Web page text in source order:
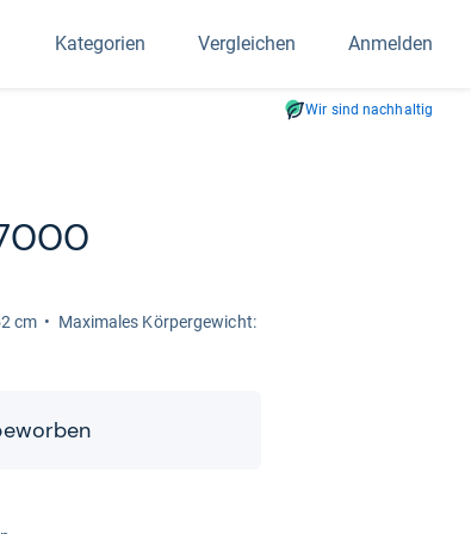
Kategorien Vergleichen Anmelden
Wir sind nachhaltig
cm
Maxi­ma­les Kör­per­ge­wicht: